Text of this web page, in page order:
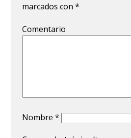
marcados con*
Comentario
Nombre*